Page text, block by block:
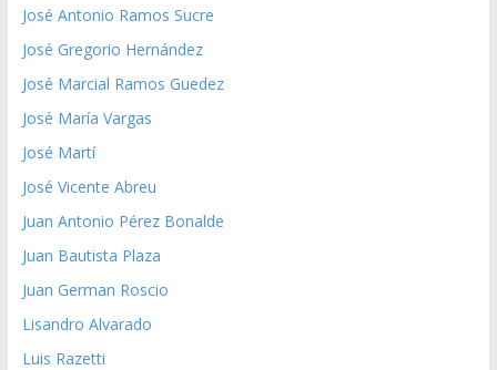
José Antonio Ramos Sucre
José Gregorio Hernández
José Marcial Ramos Guedez
José María Vargas
José Martí
José Vicente Abreu
Juan Antonio Pérez Bonalde
Juan Bautista Plaza
Juan German Roscio
Lisandro Alvarado
Luis Razetti